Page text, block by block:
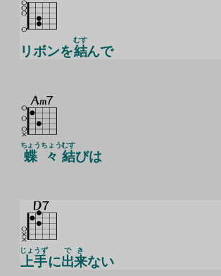
リボンを結
むす
んで
蝶
ちょう
々
ちょう
結
むす
びは
上手
じょうず
に出来
でき
ない